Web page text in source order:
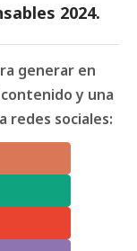
2024.
generar en
y una
redes sociales: